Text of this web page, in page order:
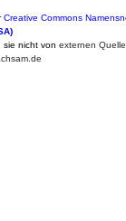
Creative Commons
sie nicht von externen